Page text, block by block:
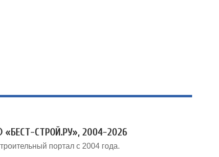
«БЕСТ-СТРОЙ.РУ», 2004-2026
портал с 2004 года.